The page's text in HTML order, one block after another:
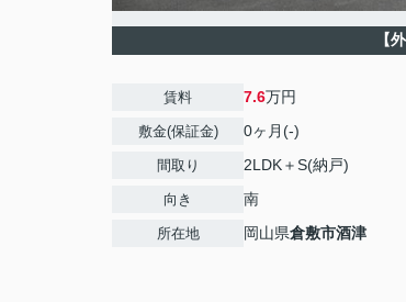
【
賃料 7.6万円
敷金(保証金) 0ヶ月(-)
間取り 2LDK＋S(納戸)
向き 南
所在地 岡山県倉敷市酒津